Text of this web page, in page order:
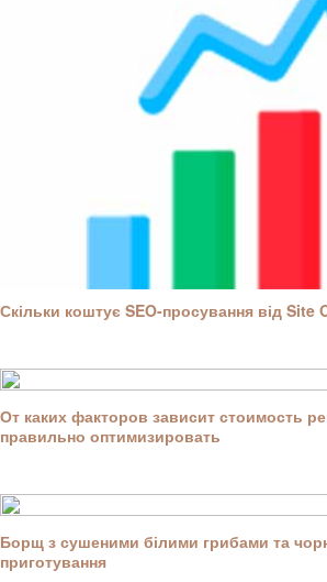
Скільки коштує SEO-просування від Site
От каких факторов зависит стоимость
правильно оптимизировать
Борщ з сушеними білими грибами та
приготування